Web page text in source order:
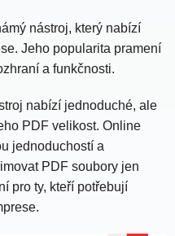
nástroj, který nabízí
Jeho popularita pramení
a funkčnosti.
nabízí jednoduché, ale
PDF velikost. Online
jednoduchostí a
PDF soubory jen
pro ty, kteří potřebují